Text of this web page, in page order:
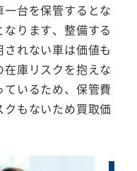
台を保管するとな
ります、整備する
れない車は価値も
庫リスクを抱えな
いるため、保管費
もないため買取価